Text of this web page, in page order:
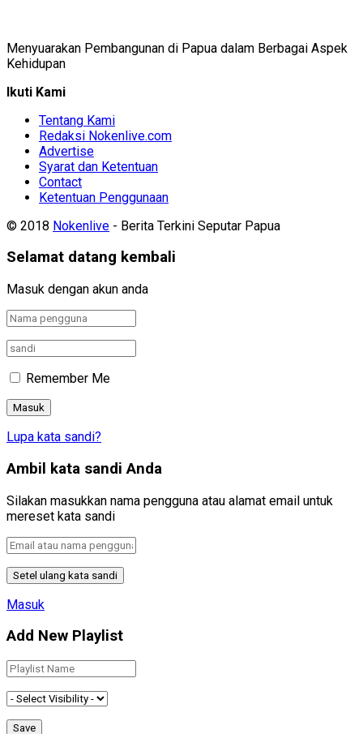
Menyuarakan Pembangunan di Papua dalam Berbagai Aspek
Kehidupan
Ikuti Kami
Tentang Kami
Redaksi Nokenlive.com
Advertise
Syarat dan Ketentuan
Contact
Ketentuan Penggunaan
© 2018 Nokenlive - Berita Terkini Seputar Papua
Selamat datang kembali
Masuk dengan akun anda
Remember Me
Lupa kata sandi?
Ambil kata sandi Anda
Silakan masukkan nama pengguna atau alamat email untuk
mereset kata sandi
Masuk
Add New Playlist